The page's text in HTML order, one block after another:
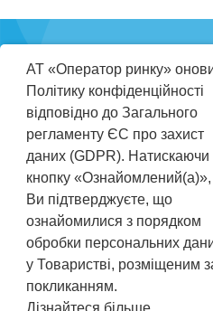
Міністерство
енергетики
України
ПРАВИЛА КОРИСТУВАННЯ
ІНСТРУКЦІЯ
ПІДТРИМКА +38(044)
rep@oree.com.ua
©2026 АТ «Оператор
Політика
конфіденційності
АТ «Оператор ринку»
Політику конфіденційності
відповідно до Загального
регламенту ЄС про захист
даних (GDPR). Натискаючи
кнопку «Ознайомлений(а)»,
Ви підтверджуєте, що
ознайомилися з порядком
обробки персональних
у Товаристві, розміщеним
покликанням.
Дізнайтеся більше...